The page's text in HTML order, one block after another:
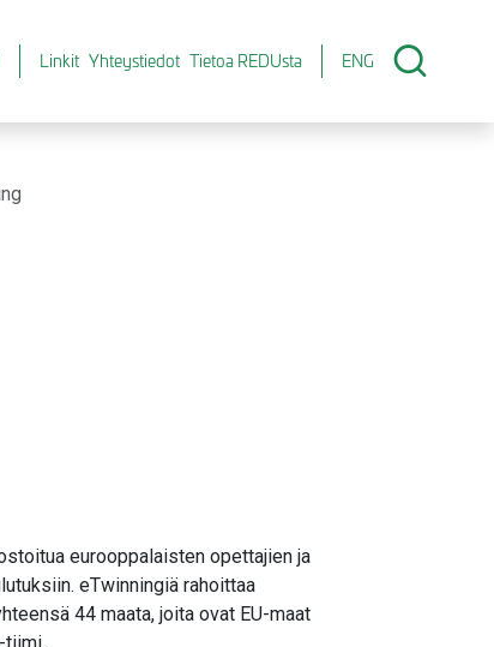
Linkit Yhteystiedot Tietoa REDUsta ENG
eurooppalaisten opettajien ja
eTwinningiä rahoittaa
44 maata, joita ovat EU-maat